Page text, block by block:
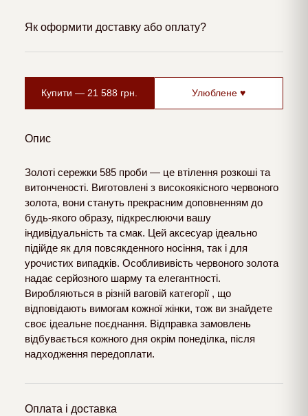
Як оформити доставку або оплату?
Купити — 21 588 грн. Улюблене ♥
Опис
Золоті сережки 585 проби — це втілення розкоші та
витонченості. Виготовлені з високоякісного червоного
золота, вони стануть прекрасним доповненням до
будь-якого образу, підкреслюючи вашу
індивідуальність та смак. Цей аксесуар ідеально
підійде як для повсякденного носіння, так і для
урочистих випадків. Особлививість червоного золота
надає серйозного шарму та елегантності.
Виробляються в різній ваговій категорії , що
відповідають вимогам кожної жінки, тож ви знайдете
своє ідеальне поєднання. Відправка замовлень
відбувається кожного дня окрім понеділка, після
надходження передоплати.
Оплата і доставка